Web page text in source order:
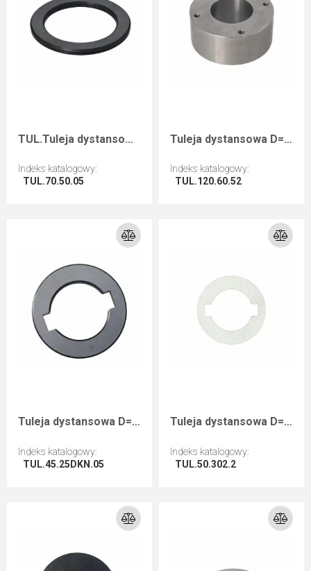
TUL.Tuleja dystansowa D=70 F=50 I=5
Indeks katalogowy:
TUL.70.50.05
Tuleja dystansowa D=120 d=60+4M8+4M8L=52 / do HYDRO ETP + Hoggera
Indeks katalogowy:
TUL.120.60.52
Tuleja dystansowa D=45 F=25+2CH B=0,5
Indeks katalogowy:
TUL.45.25DKN.05
Tuleja dystansowa D=50 d=30+2CH B=2
Indeks katalogowy:
TUL.50.302.2